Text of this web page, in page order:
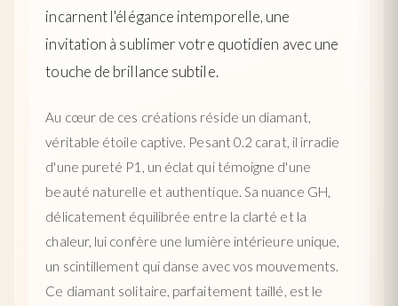
incarnent l'élégance intemporelle, une
invitation à sublimer votre quotidien avec une
touche de brillance subtile.
Au cœur de ces créations réside un diamant,
véritable étoile captive. Pesant 0.2 carat, il irradie
d'une pureté P1, un éclat qui témoigne d'une
beauté naturelle et authentique. Sa nuance GH,
délicatement équilibrée entre la clarté et la
chaleur, lui confère une lumière intérieure unique,
un scintillement qui danse avec vos mouvements.
Ce diamant solitaire, parfaitement taillé, est le